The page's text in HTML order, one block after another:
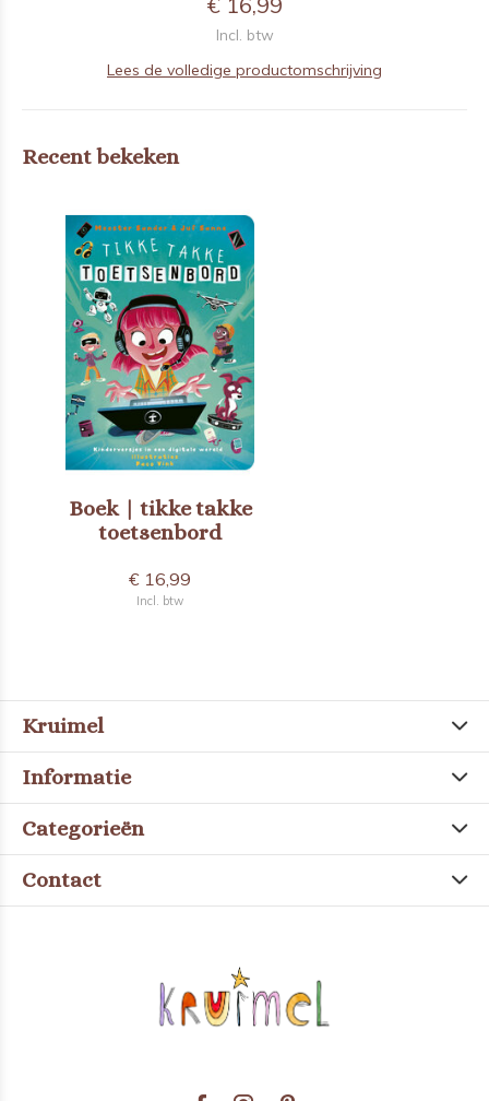
Incl. btw
Lees de volledige productomschrijving
Recent bekeken
Boek | tikke takke
toetsenbord
€ 16,99
Incl. btw
Kruimel
Informatie
Categorieën
Contact